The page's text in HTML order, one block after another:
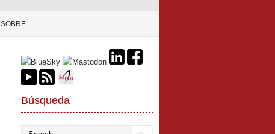
SOBRE
Búsqueda